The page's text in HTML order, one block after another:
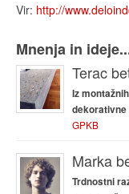
Vir: http://
Mnenja in
Terac
Iz
dekorativne
GPKB
Marka
Trdnostni